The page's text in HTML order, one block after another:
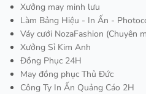
Xưởng may minh lưu
Làm Bảng Hiệu - In Ấn -
Váy cưới NozaFashion (Chuyên
Xưởng Sỉ Kim Anh
Đồng Phục 24H
May đồng phục Thủ Đức
Công Ty In Ấn Quảng Cáo 2H